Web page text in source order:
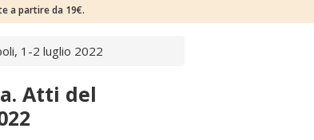
a partire da 19€.
1-2 luglio 2022
Atti del